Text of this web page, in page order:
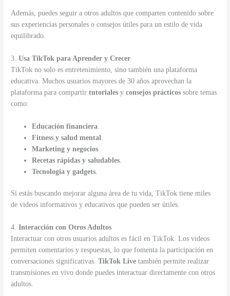
Además, puedes seguir a otros adultos que comparten contenido sobre
sus experiencias personales o consejos útiles para un estilo de vida
equilibrado.
3.Usa TikTok para Aprender y Crecer
TikTok no solo es entretenimiento, sino también una plataforma
educativa. Muchos usuarios mayores de 30 años aprovechan la
plataforma para compartirtutoriales yconsejos prácticos sobre temas
como:
Educación financiera
Fitness y salud mental
Marketing y negocios
Recetas rápidas y saludables
Tecnología y gadgets
Si estás buscando mejorar alguna área de tu vida, TikTok tiene miles
de videos informativos y educativos que pueden ser útiles.
4.Interacción con Otros Adultos
Interactuar con otros usuarios adultos es fácil en TikTok. Los videos
permiten comentarios y respuestas, lo que fomenta la participación en
conversaciones significativas.TikTok Live también permite realizar
transmisiones en vivo donde puedes interactuar directamente con otros
adultos.